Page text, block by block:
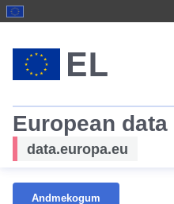
European data
data.europa.eu
Andmekogum